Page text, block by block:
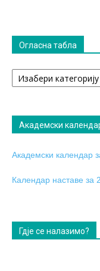
Огласна табла
Огласна
табла
Академски
Академски календар
Календар наставе за
Гдје се налазимо?